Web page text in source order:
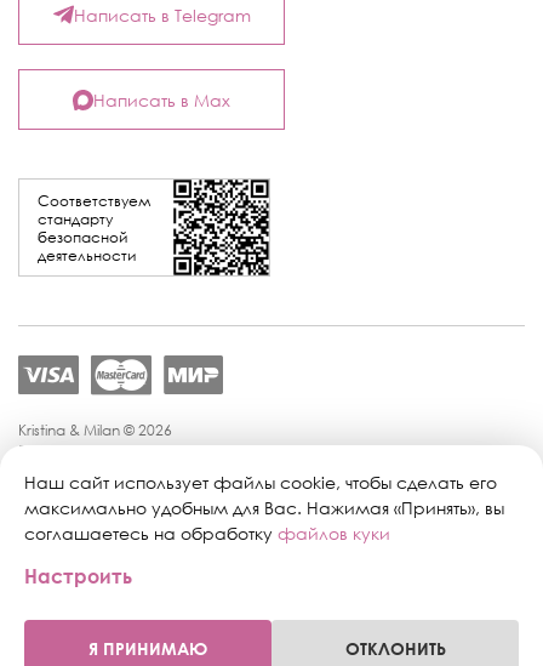
Соответствуем
стандарту
безопасной
деятельности
Написать в Telegram
Написать в Max
Kristina & Milan © 2026
Политика конфиденциальности
Политика обработки персональных данных
Публичная оферта
Персональные настройки файлов cookie
Поддержка сайта:
Наш сайт использует файлы cookie, чтобы сделать его
максимально удобным для Вас. Нажимая «Принять», вы
соглашаетесь на обработку файлов куки
Настроить
Я ПРИНИМАЮ ОТКЛОНИТЬ